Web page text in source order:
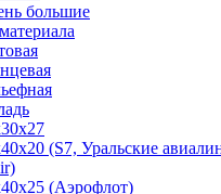
большие
(S7, Уральские
(Аэрофлот)